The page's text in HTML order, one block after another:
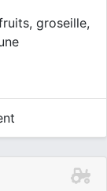
groseille,